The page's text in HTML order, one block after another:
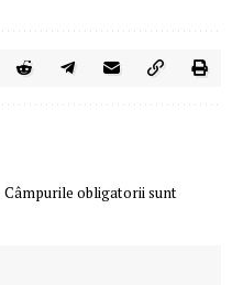
Câmpurile obligatorii sunt